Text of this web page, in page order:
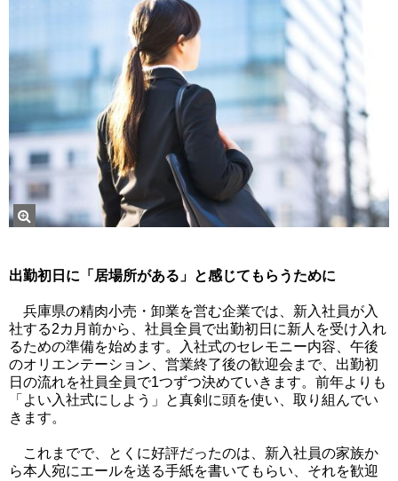
出勤初日に「居場所がある」と感じてもらうために
兵庫県の精肉小売・卸業を営む企業では、新入社員が入
社する2カ月前から、社員全員で出勤初日に新人を受け入れ
るための準備を始めます。入社式のセレモニー内容、午後
のオリエンテーション、営業終了後の歓迎会まで、出勤初
日の流れを社員全員で1つずつ決めていきます。前年よりも
「よい入社式にしよう」と真剣に頭を使い、取り組んでい
きます。
これまでで、とくに好評だったのは、新入社員の家族か
ら本人宛にエールを送る手紙を書いてもらい、それを歓迎